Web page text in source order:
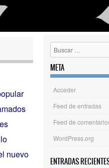
nuevo
Buscar
META
Acceder
Feed de entradas
Feed de
WordPress.org
ENTRADAS